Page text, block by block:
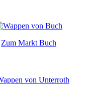
Zum Markt Buch